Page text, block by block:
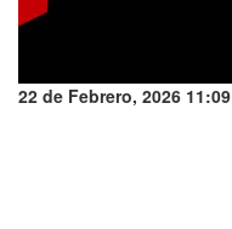
22 de Febrero, 2026 11:09